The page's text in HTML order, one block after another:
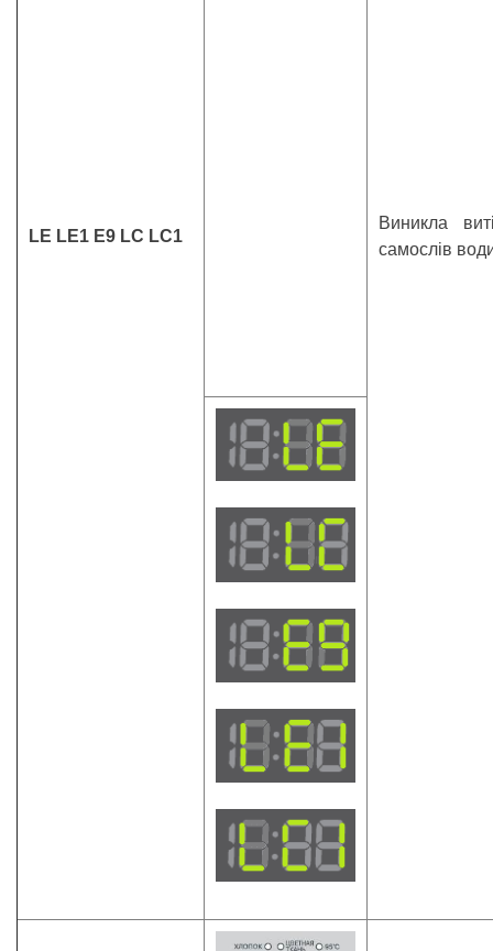
LE LE1 E9 LC LC1
Виникла
самослів